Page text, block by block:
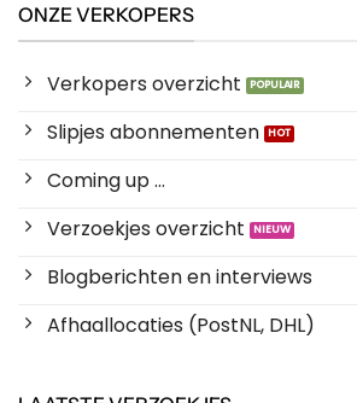
ONZE VERKOPERS
Verkopers overzicht
Slipjes abonnementen
Coming up ...
Verzoekjes overzicht
Blogberichten en interviews
Afhaallocaties (PostNL, DHL)